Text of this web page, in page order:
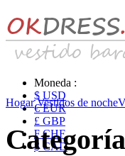
Moneda :
$ USD
€ EUR
£ GBP
₣ CHF
$ CAD
Hogar Vestidos de noche
Categoría